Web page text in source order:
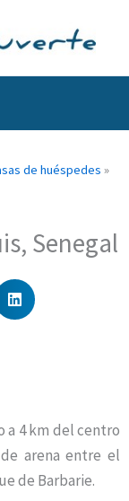
de huéspedes »
Senegal
a 4 km del centro
arena entre el
de Barbarie.